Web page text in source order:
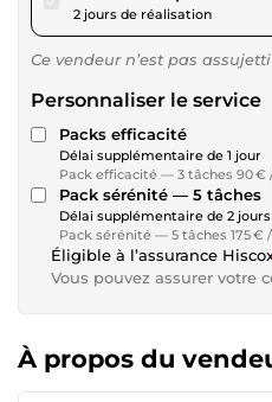
2 jours de réalisation
Ce vendeur n’est pas
Personnaliser le service
Packs efficacité
Délai supplémentaire de 1 jour
Pack efficacité —
Pack sérénité — 5 tâches
Délai supplémentaire de 2 jours
Pack sérénité — 5
Éligible à l’assurance
Vous pouvez assurer votre
À propos du